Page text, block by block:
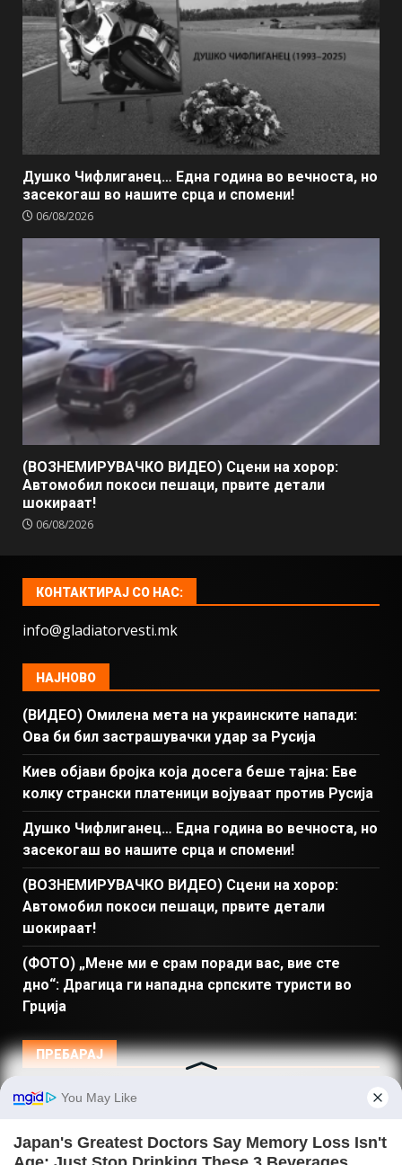
Душко Чифлиганец… Eдна година во вечноста, но
засекогаш во нашите срца и спомени!
06/08/2026
(ВОЗНЕМИРУВАЧКО ВИДЕО) Сцени на хорор:
Автомобил покоси пешаци, првите детали
шокираат!
06/08/2026
КОНТАКТИРАЈ СО НАС:
info@gladiatorvesti.mk
НАЈНОВО
(ВИДЕО) Омилена мета на украинските напади:
Ова би бил застрашувачки удар за Русија
Киев објави бројка која досега беше тајна: Еве
колку странски платеници војуваат против Русија
Душко Чифлиганец… Eдна година во вечноста, но
засекогаш во нашите срца и спомени!
(ВОЗНЕМИРУВАЧКО ВИДЕО) Сцени на хорор:
Автомобил покоси пешаци, првите детали
шокираат!
(ФОТО) „Мене ми е срам поради вас, вие сте
дно“: Драгица ги нападна српските туристи во
Грција
ПРЕБАРАЈ
Македонија Балкан и Свет Спорт Магазин